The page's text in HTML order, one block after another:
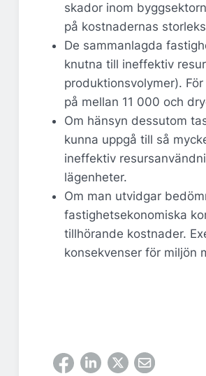
skador inom
på kostnadernas
De sammanlagda
knutna till ineffektiv
produktionsvolymer).
på mellan 11 000 och
Om hänsyn dessutom
kunna uppgå till så
ineffektiv
lägenheter.
Om man utvidgar
fastighetsekonomiska
tillhörande kostnader.
konsekvenser för miljön